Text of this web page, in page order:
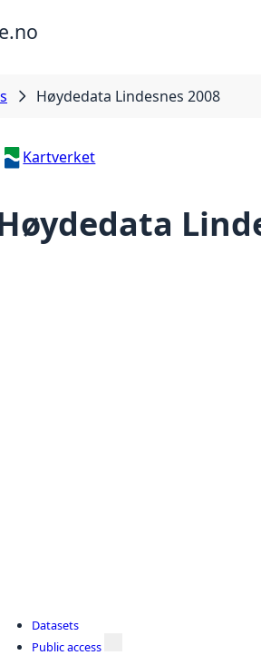
Høydedata Lindesnes 2008
Kartverket
Datasets
Public access